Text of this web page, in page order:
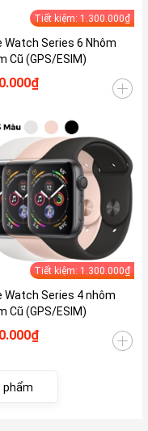
Tiết kiệm: 1.300.000₫
Watch Series 6 Nhôm
Cũ (GPS/ESIM)
Tiết kiệm: 1.300.000₫
Watch Series 4 nhôm
Cũ (GPS/ESIM)
phẩm